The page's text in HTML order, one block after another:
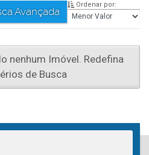
Avançada
Ordenar por:
nenhum Imóvel. Redefina
de Busca